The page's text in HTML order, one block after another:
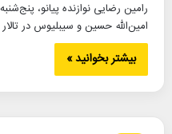
امین‌الله حسین و سیبلیوس در
بیشتر بخوانید »